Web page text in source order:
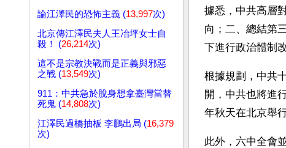
論江澤民的恐怖主義 (13,997次)
北京傳江澤民夫人王冶坪女士自
殺！ (26,214次)
這不是宗教決戰而是正義與邪惡
之戰 (13,549次)
911：中共急於脫身想拿臺灣當替
死鬼 (14,808次)
江澤民過橋抽板 李鵬出局 (16,379
次)
據悉，中共高層
向；二、總結第
下進行政治體制
根據規劃，中共
開，中共也將進
年秋天在北京舉
此外，六中全會